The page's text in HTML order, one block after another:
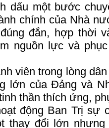
dấu một bước
chính của Nhà
đắn, hợp thời
nguồn lực và
viên trong lòng
lớn của Đảng và
thần thích ứng,
động Ban Trị sự
thay đổi lớn nhưng